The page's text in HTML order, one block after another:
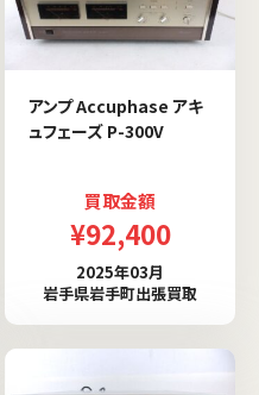
アンプ Accuphase アキ
ュフェーズ P-300V
買取金額
¥92,400
2025年03月
岩手県岩手町出張買取